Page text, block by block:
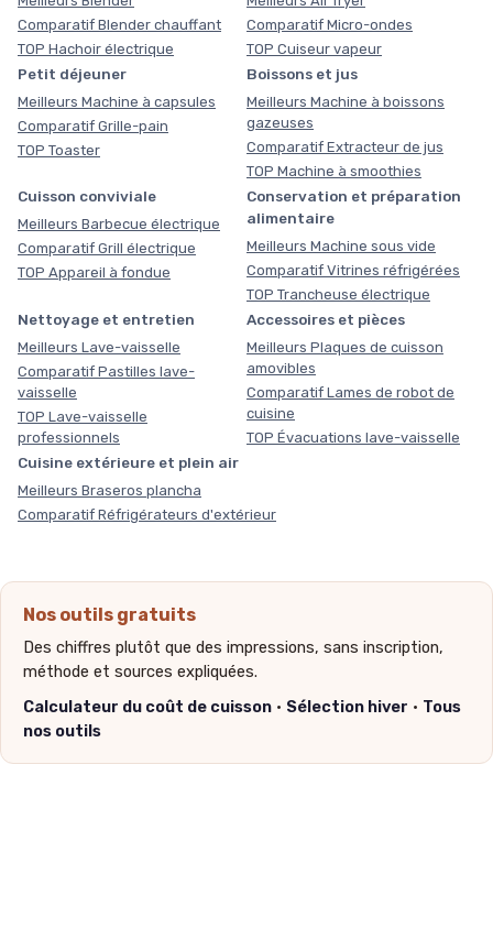
Comparatif Blender chauffant
TOP Hachoir électrique
Comparatif Micro-ondes
TOP Cuiseur vapeur
Petit déjeuner
Meilleurs Machine à capsules
Comparatif Grille-pain
TOP Toaster
Boissons et jus
Meilleurs Machine à boissons
gazeuses
Comparatif Extracteur de jus
TOP Machine à smoothies
Cuisson conviviale
Meilleurs Barbecue électrique
Comparatif Grill électrique
TOP Appareil à fondue
Conservation et préparation
alimentaire
Meilleurs Machine sous vide
Comparatif Vitrines réfrigérées
TOP Trancheuse électrique
Nettoyage et entretien
Meilleurs Lave-vaisselle
Comparatif Pastilles lave-
vaisselle
TOP Lave-vaisselle
professionnels
Accessoires et pièces
Meilleurs Plaques de cuisson
amovibles
Comparatif Lames de robot de
cuisine
TOP Évacuations lave-vaisselle
Cuisine extérieure et plein air
Meilleurs Braseros plancha
Comparatif Réfrigérateurs d'extérieur
Nos outils gratuits
Des chiffres plutôt que des impressions, sans inscription,
méthode et sources expliquées.
Calculateur du coût de cuisson · Sélection hiver · Tous
nos outils